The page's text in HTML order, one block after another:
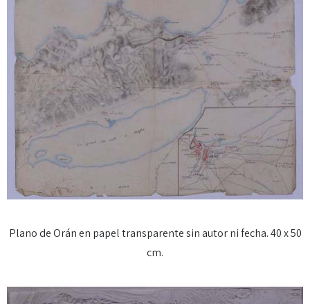
Plano de Orán en papel transparente sin autor ni fecha. 40 x 50
cm.